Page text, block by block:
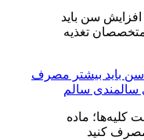
سن باید بیشتر مصرف
سالمندی سالم